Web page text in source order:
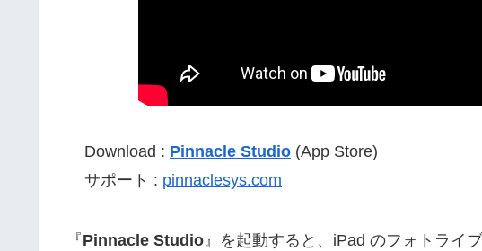
Download : Pinnacle Studio (App Store)
サポート : pinnaclesys.com‎
『Pinnacle Studio』を起動すると、iPad のフォトライ